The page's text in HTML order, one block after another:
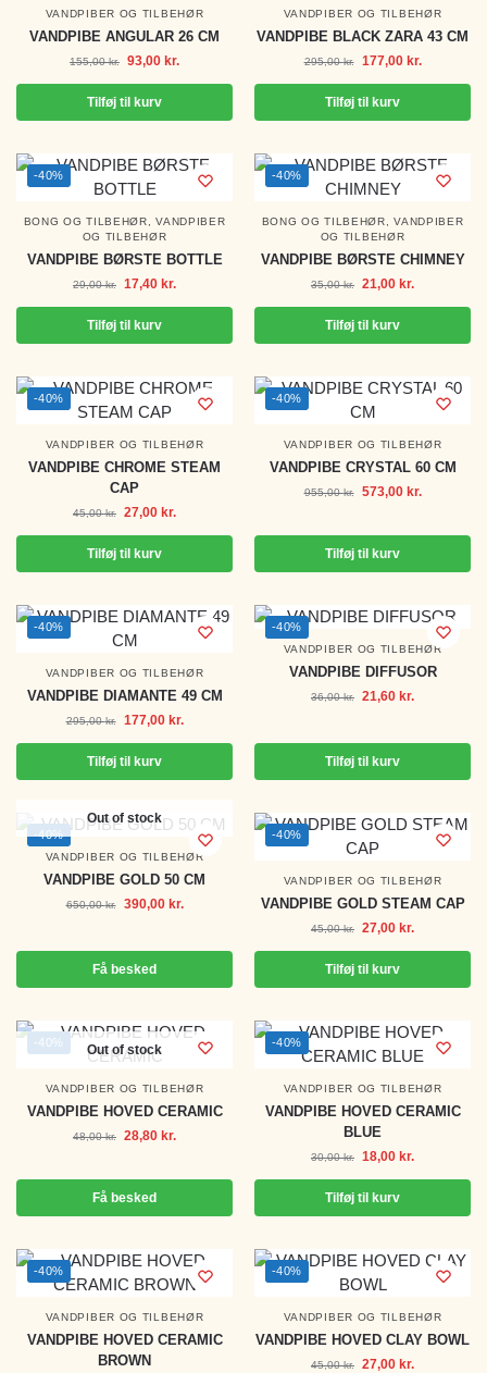
VANDPIBER OG TILBEHØR
VANDPIBE ANGULAR 26 CM
155,00kr. 93,00 kr.
Tilføj til kurv
VANDPIBER OG TILBEHØR
VANDPIBE BLACK ZARA 43 CM
295,00kr. 177,00 kr.
Tilføj til kurv
-40%
BONG OG TILBEHØR ,VANDPIBER
OG TILBEHØR
VANDPIBE BØRSTE BOTTLE
29,00kr. 17,40 kr.
Tilføj til kurv
-40%
BONG OG TILBEHØR ,VANDPIBER
OG TILBEHØR
VANDPIBE BØRSTE CHIMNEY
35,00kr. 21,00 kr.
Tilføj til kurv
-40%
VANDPIBER OG TILBEHØR
VANDPIBE CHROME STEAM
CAP
45,00kr. 27,00 kr.
Tilføj til kurv
-40%
VANDPIBER OG TILBEHØR
VANDPIBE CRYSTAL 60 CM
955,00kr. 573,00 kr.
Tilføj til kurv
-40%
VANDPIBER OG TILBEHØR
VANDPIBE DIAMANTE 49 CM
295,00kr. 177,00 kr.
Tilføj til kurv
-40%
VANDPIBER OG TILBEHØR
VANDPIBE DIFFUSOR
36,00kr. 21,60 kr.
Tilføj til kurv
-40%
Out of stock
VANDPIBER OG TILBEHØR
VANDPIBE GOLD 50 CM
650,00kr. 390,00 kr.
Få besked
-40%
VANDPIBER OG TILBEHØR
VANDPIBE GOLD STEAM CAP
45,00kr. 27,00 kr.
Tilføj til kurv
-40% Out of stock
VANDPIBER OG TILBEHØR
VANDPIBE HOVED CERAMIC
48,00kr. 28,80 kr.
Få besked
-40%
VANDPIBER OG TILBEHØR
VANDPIBE HOVED CERAMIC
BLUE
30,00kr. 18,00 kr.
Tilføj til kurv
-40%
VANDPIBER OG TILBEHØR
VANDPIBE HOVED CERAMIC
BROWN
-40%
VANDPIBER OG TILBEHØR
VANDPIBE HOVED CLAY BOWL
45,00kr. 27,00 kr.